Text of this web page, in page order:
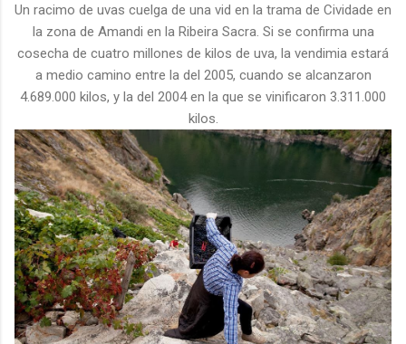
Un racimo de uvas cuelga de una vid en la trama de Cividade en
la zona de Amandi en la Ribeira Sacra. Si se confirma una
cosecha de cuatro millones de kilos de uva, la vendimia estará
a medio camino entre la del 2005, cuando se alcanzaron
4.689.000 kilos, y la del 2004 en la que se vinificaron 3.311.000
kilos.